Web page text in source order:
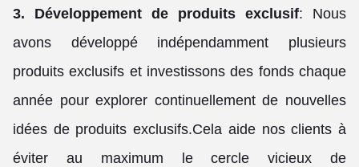
3. Développement de produits exclusif: Nous
avons développé indépendamment plusieurs
produits exclusifs et investissons des fonds chaque
année pour explorer continuellement de nouvelles
idées de produits exclusifs.Cela aide nos clients à
éviter au maximum le cercle vicieux de